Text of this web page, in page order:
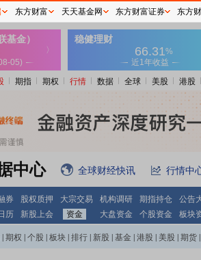
期指 期权 行情 数据 全球 美股 港股
中心 全球财经快讯 行情中
券 股权质押 大宗交易 机构调研 期指持仓
公告
历 新股上会 资金 大盘资金 个股资金 板块
期权 个股 板块 排行 新股 基金 港股 美股 期货
东方财富 天天基金网 东方财富证券 东方